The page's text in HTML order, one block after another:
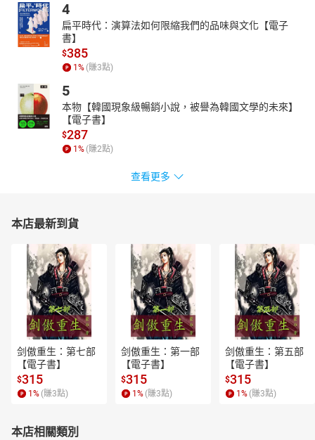
4
扁平時代：演算法如何限縮我們的品味與文化【電子
書】
$385
1 % (賺3點)
5
本物【韓國現象級暢銷小說，被譽為韓國文學的未來】
【電子書】
$287
1 % (賺2點)
查看更多
本店最新到貨
剑傲重生：第七部
【電子書】
$315
1 % (賺3點)
剑傲重生：第一部
【電子書】
$315
1 % (賺3點)
剑傲重生：第五部
【電子書】
$315
1 % (賺3點)
本店相關類別